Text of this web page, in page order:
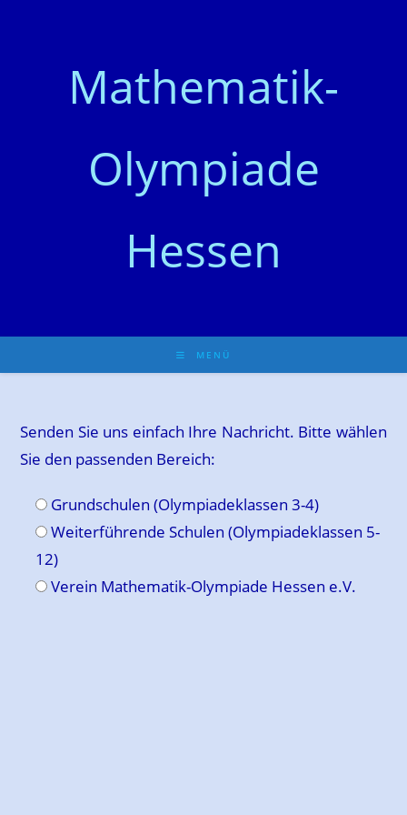
Mathematik-
Olympiade
Hessen
MENÜ
Senden Sie uns einfach Ihre Nachricht. Bitte wählen
Sie den passenden Bereich:
Grundschulen (Olympiadeklassen 3-4)
Weiterführende Schulen (Olympiadeklassen 5-
12)
Verein Mathematik-Olympiade Hessen e.V.